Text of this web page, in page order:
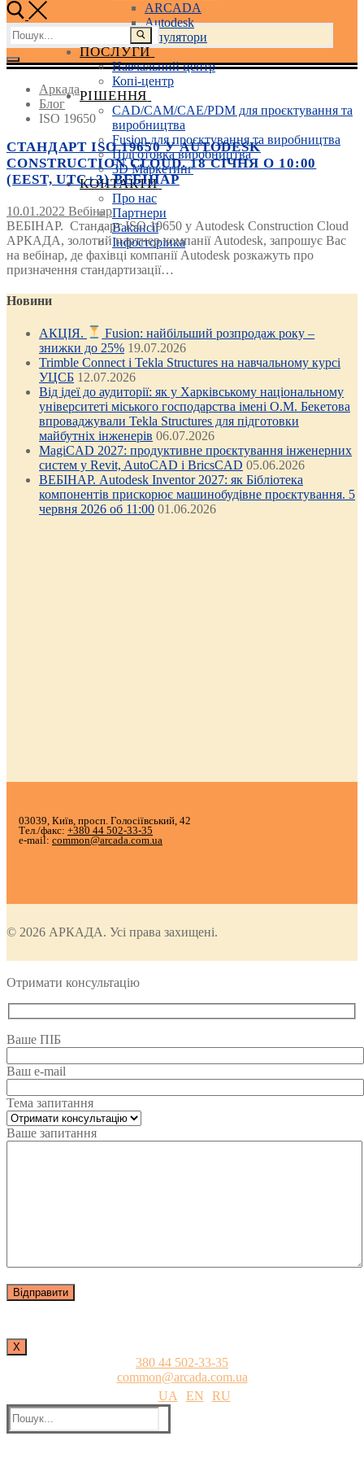
ARCADA
Autodesk
3D маніпулятори
ПОСЛУГИ
Навчальний центр
Копі-центр
РІШЕННЯ
CAD/CAM/CAE/PDM для проєктування та
виробництва
Fusion для проєктування та виробництва
Підготовка виробництва
3D Маркетинг
КОНТАКТИ
Про нас
Партнери
Вакансії
Інфосторінка
Пошук:
Аркада
Блог
ISO 19650
СТАНДАРТ ISO 19650 У AUTODESK
CONSTRUCTION CLOUD. 18 СІЧНЯ О 10:00
(EEST, UTC+3) ВЕБІНАР
10.01.2022 Вебінар
ВЕБІНАР. Стандарт ISO 19650 у Autodesk Construction Cloud
АРКАДА, золотий партнер компанії Autodesk, запрошує Вас
на вебінар, де фахівці компанії Autodesk розкажуть про
призначення стандартизації…
Новини
АКЦІЯ.
Fusion: найбільший розпродаж року –
знижки до 25% 19.07.2026
Trimble Connect і Tekla Structures на навчальному курсі
УЦСБ 12.07.2026
Від ідеї до аудиторії: як у Харківському національному
університеті міського господарства імені О.М. Бекетова
впроваджували Tekla Structures для підготовки
майбутніх інженерів 06.07.2026
MagiCAD 2027: продуктивне проєктування інженерних
систем у Revit, AutoCAD і BricsCAD 05.06.2026
ВЕБІНАР. Autodesk Inventor 2027: як Бібліотека
компонентів прискорює машинобудівне проєктування. 5
червня 2026 об 11:00 01.06.2026
03039, Київ, просп. Голосіївський, 42
Тел./факс: +380 44 502-33-35
e-mail: common@arcada.com.ua
© 2026 АРКАДА. Усі права захищені.
Отримати консультацію
Ваше ПІБ
Ваш e-mail
Тема запитання
Ваше запитання
Х
380 44 502-33-35
common@arcada.com.ua
UA
EN
RU
Пошук: